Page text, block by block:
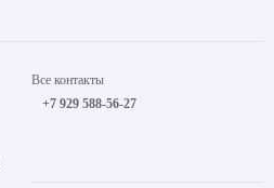
Все контакты
+7 929 588-56-27